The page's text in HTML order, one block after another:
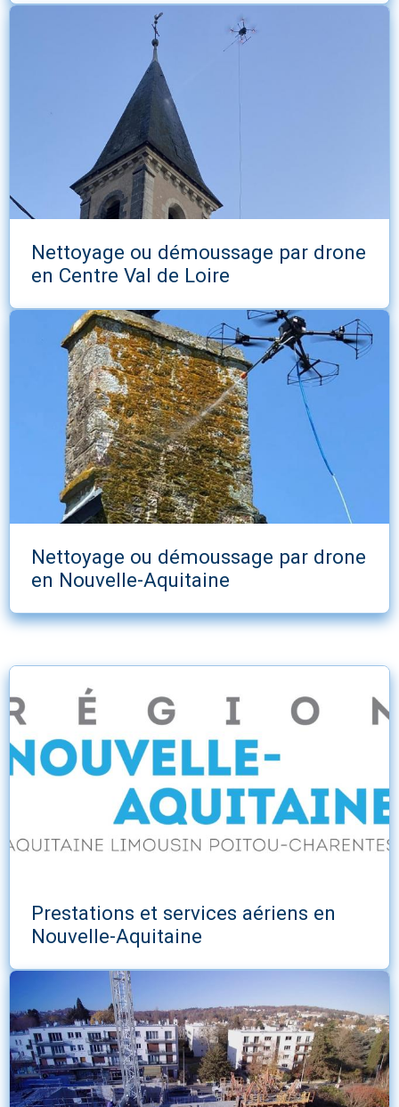
Nettoyage ou démoussage par drone
en Centre Val de Loire
Nettoyage ou démoussage par drone
en Nouvelle-Aquitaine
Prestations et services aériens en
Nouvelle-Aquitaine